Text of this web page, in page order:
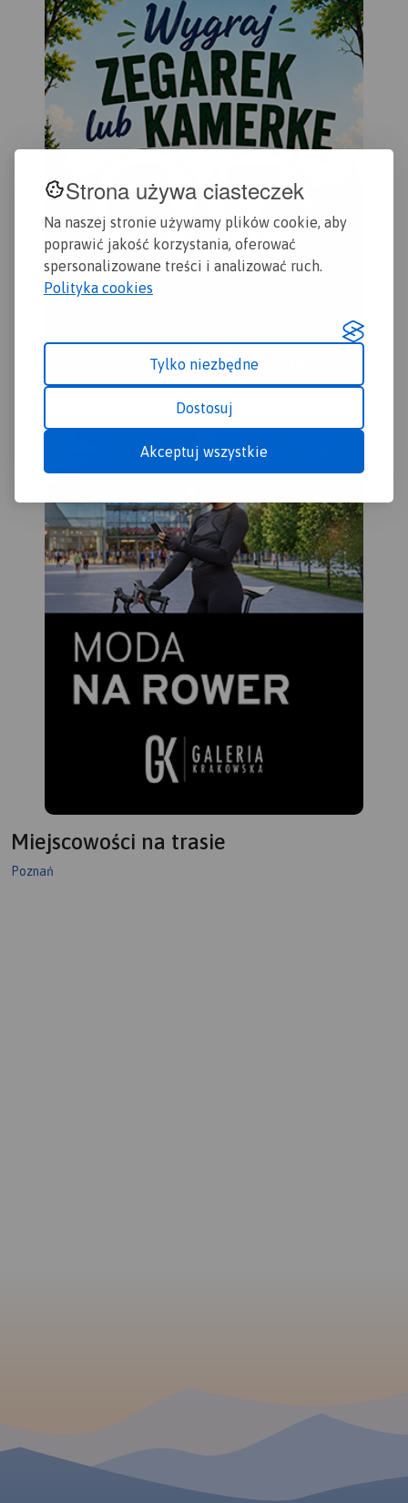
Strona używa ciasteczek
Na naszej stronie używamy plików cookie, aby
poprawić jakość korzystania, oferować
spersonalizowane treści i analizować ruch.
Polityka cookies
Tylko niezbędne
Dostosuj
Akceptuj wszystkie
Zielonki oraz Park
Krajobrazowy Promno.
Miejscowości na trasie
Poznań